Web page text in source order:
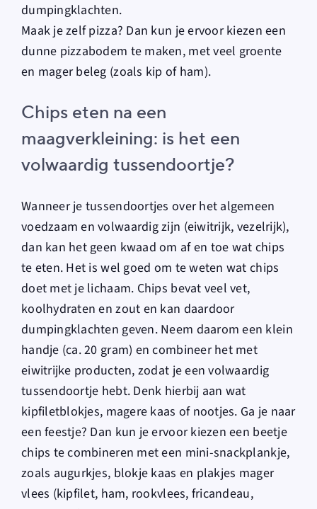
dumpingklachten.
Maak je zelf pizza? Dan kun je ervoor kiezen een
dunne pizzabodem te maken, met veel groente
en mager beleg (zoals kip of ham).
Chips eten na een
maagverkleining: is het een
volwaardig tussendoortje?
Wanneer je tussendoortjes over het algemeen
voedzaam en volwaardig zijn (eiwitrijk, vezelrijk),
dan kan het geen kwaad om af en toe wat chips
te eten. Het is wel goed om te weten wat chips
doet met je lichaam. Chips bevat veel vet,
koolhydraten en zout en kan daardoor
dumpingklachten geven. Neem daarom een klein
handje (ca. 20 gram) en combineer het met
eiwitrijke producten, zodat je een volwaardig
tussendoortje hebt. Denk hierbij aan wat
kipfiletblokjes, magere kaas of nootjes. Ga je naar
een feestje? Dan kun je ervoor kiezen een beetje
chips te combineren met een mini-snackplankje,
zoals augurkjes, blokje kaas en plakjes mager
vlees (kipfilet, ham, rookvlees, fricandeau,